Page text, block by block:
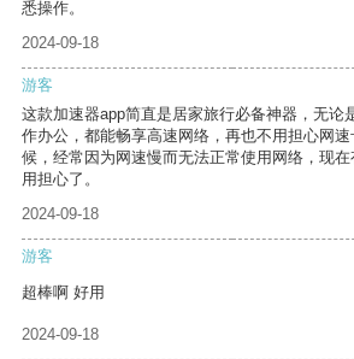
悉操作。
2024-09-18
游客
这款加速器app简直是居家旅行必备神器，无论
作办公，都能畅享高速网络，再也不用担心网
候，经常因为网速慢而无法正常使用网络，现
用担心了。
2024-09-18
游客
超棒啊 好用
2024-09-18